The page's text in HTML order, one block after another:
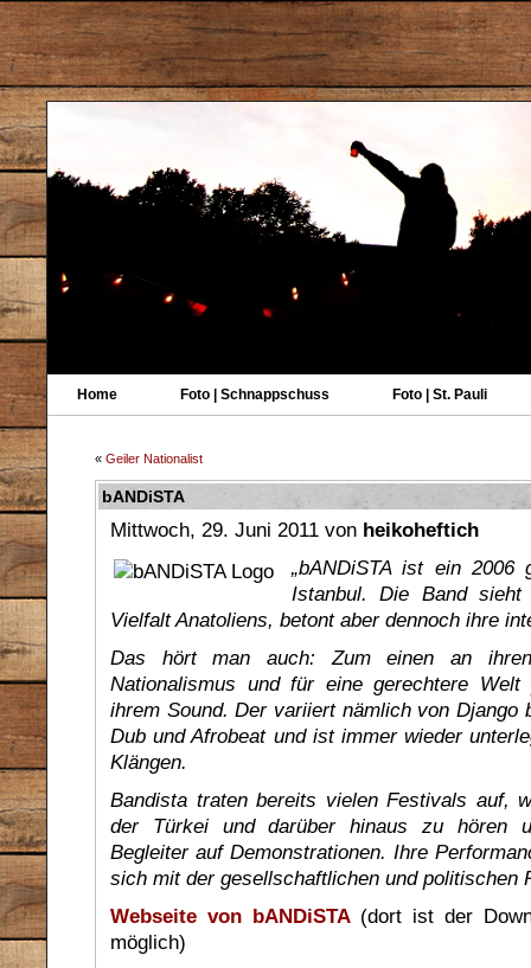
Home Foto | Schnappschuss Foto | St. Pauli
« Geiler Nationalist
bANDiSTA
Mittwoch, 29. Juni 2011 von heikoheftich
„bANDiSTA ist ein 2006
Istanbul. Die Band
Vielfalt Anatoliens, betont aber dennoch ihre
Das hört man auch: Zum einen an
Nationalismus und für eine gerechtere
ihrem Sound. Der variiert nämlich von
Dub und Afrobeat und ist immer wieder
Klängen.
Bandista traten bereits vielen Festivals auf,
der Türkei und darüber hinaus zu hören
Begleiter auf Demonstrationen. Ihre
sich mit der gesellschaftlichen und politischen
Webseite von bANDiSTA(dort ist der
möglich)